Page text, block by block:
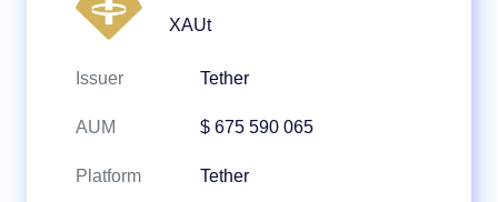
XAUt
Issuer Tether
AUM $ 675 590 065
Platform Tether